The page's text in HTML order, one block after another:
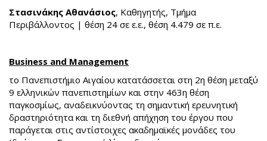
Στασινάκης Αθανάσιος, Καθηγητής, Τμήμα
Περιβάλλοντος | θέση 24 σε ε.ε., θέση 4.479 σε π.ε.
Business and Management
το Πανεπιστήμιο Αιγαίου κατατάσσεται στη 2η θέση μεταξύ
9 ελληνικών πανεπιστημίων και στην 463η θέση
παγκοσμίως, αναδεικνύοντας τη σημαντική ερευνητική
δραστηριότητα και τη διεθνή απήχηση του έργου που
παράγεται στις αντίστοιχες ακαδημαϊκές μονάδες του